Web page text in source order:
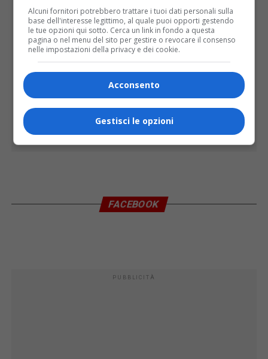
FACEBOOK
PUBBLICITÀ
Alcuni fornitori potrebbero trattare i tuoi dati personali sulla
base dell'interesse legittimo, al quale puoi opporti gestendo
le tue opzioni qui sotto. Cerca un link in fondo a questa
pagina o nel menu del sito per gestire o revocare il consenso
nelle impostazioni della privacy e dei cookie.
Acconsento
Gestisci le opzioni